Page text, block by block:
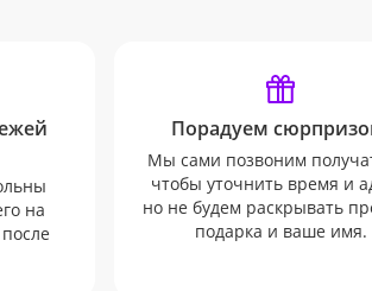
на
Порадуем
Мы сами позвоним
чтобы уточнить время и
но не будем раскрывать
подарка и ваше имя.